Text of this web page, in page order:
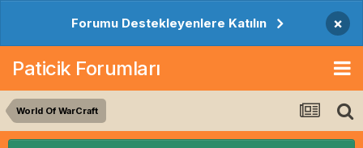
Forumu Destekleyenlere Katılın ×
Paticik Forumları
World Of WarCraft